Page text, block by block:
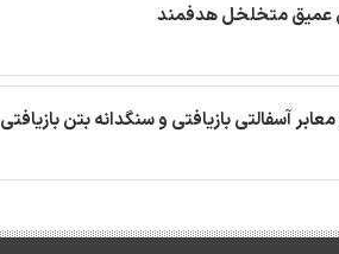
عمیق متخلخل هدفمند
آسفالتی بازیافتی و سنگدانه بتن بازیافتی